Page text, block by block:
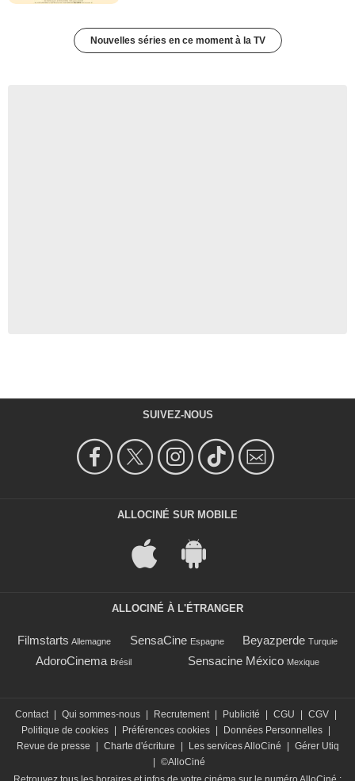
Nouvelles séries en ce moment à la TV
SUIVEZ-NOUS
ALLOCINÉ SUR MOBILE
ALLOCINÉ À L'ÉTRANGER
Filmstarts Allemagne SensaCine Espagne Beyazperde Turquie
AdoroCinema Brésil Sensacine México Mexique
Contact | Qui sommes-nous | Recrutement | Publicité | CGU | CGV |
Politique de cookies | Préférences cookies | Données Personnelles |
Revue de presse
| Charte d'écriture | Les services AlloCiné | Gérer Utiq
| ©AlloCiné